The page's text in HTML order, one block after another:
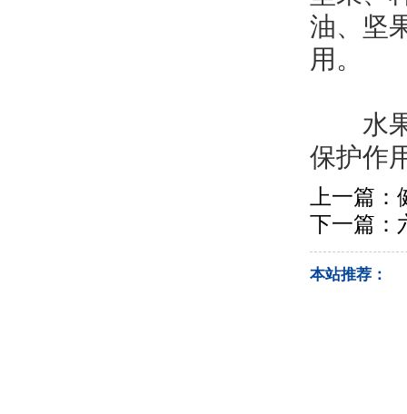
油、坚
用。
水果
保护作
上一篇：
下一篇：
本站推荐：